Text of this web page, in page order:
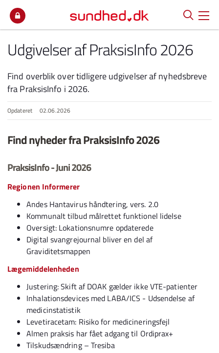
Udgivelser af PraksisInfo 2026
Find overblik over tidligere udgivelser af nyhedsbreve
fra PraksisInfo i 2026.
Opdateret 02.06.2026
Find nyheder fra PraksisInfo 2026
PraksisInfo - Juni 2026
Regionen Informerer
Andes Hantavirus håndtering, vers. 2.0
Kommunalt tilbud målrettet funktionel lidelse
Oversigt: Lokationsnumre opdaterede
Digital svangrejournal bliver en del af
Graviditetsmappen
Lægemiddelenheden
Justering: Skift af DOAK gælder ikke VTE-patienter
Inhalationsdevices med LABA/ICS - Udsendelse af
medicinstatistik
Levetiracetam: Risiko for medicineringsfejl
Almen praksis har fået adgang til Ordiprax+
Tilskudsændring – Tresiba